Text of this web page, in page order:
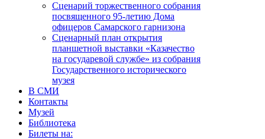
Сценарий торжественного собрания
посвященного 95-летию Дома
офицеров Самарского гарнизона
Сценарный план открытия
планшетной выставки «Казачество
на государевой службе» из собрания
Государственного исторического
музея
В СМИ
Контакты
Музей
Библиотека
Билеты на: